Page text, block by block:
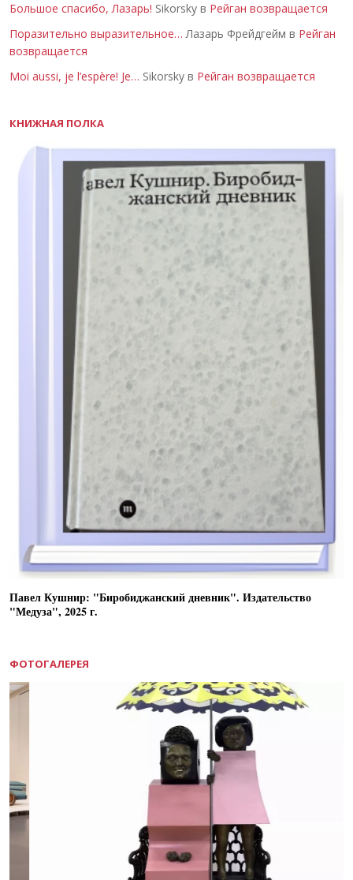
Большое спасибо, Лазарь! Sikorsky в Рейган возвращается
Поразительно выразительное… Лазарь Фрейдгейм в Рейган
возвращается
Moi aussi, je l’espère! Je… Sikorsky в Рейган возвращается
КНИЖНАЯ ПОЛКА
Павел Кушнир: "Биробиджанский дневник". Издательство
"Медуза", 2025 г.
ФОТОГАЛЕРЕЯ